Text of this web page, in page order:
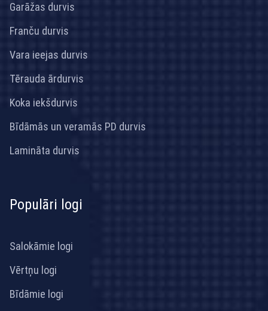
Garāžas durvis
Franču durvis
Vara ieejas durvis
Tērauda ārdurvis
Koka iekšdurvis
Bīdāmās un veramās PD durvis
Lamināta durvis
Populāri logi
Salokāmie logi
Vērtņu logi
Bīdāmie logi